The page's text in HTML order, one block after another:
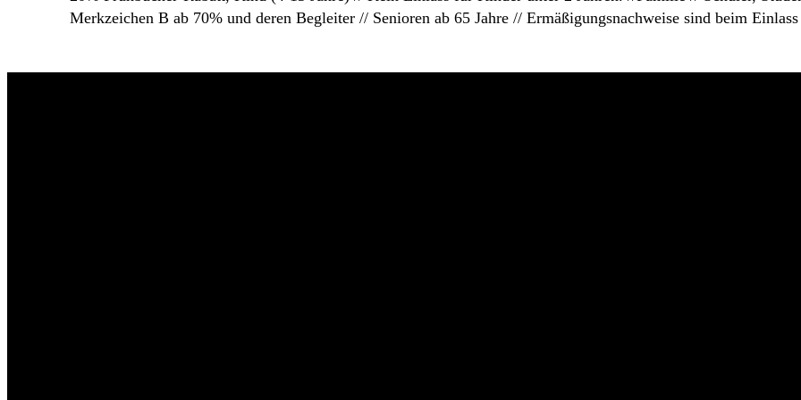
Merkzeichen B ab 70% und deren Begleiter // Senioren ab 65 Jahre // Ermäßigungsnachweise sind beim